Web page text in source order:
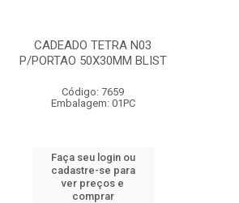
CADEADO TETRA N03
P/PORTAO 50X30MM BLIST
Código: 7659
Embalagem: 01PC
Faça seu login ou
cadastre-se para
ver preços e
comprar